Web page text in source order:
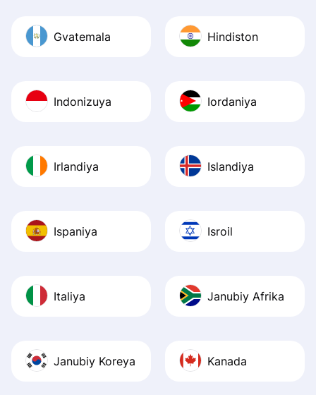
Gvatemala Hindiston
Indonizuya Iordaniya
Irlandiya Islandiya
Ispaniya Isroil
Italiya Janubiy Afrika
Janubiy Koreya Kanada